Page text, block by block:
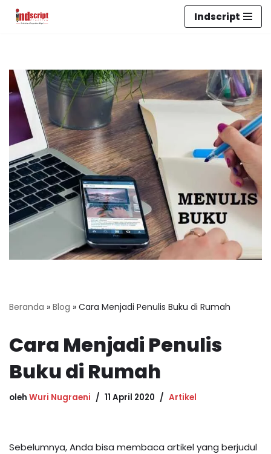
Indscript
Beranda » Blog » Cara Menjadi Penulis Buku di Rumah
Cara Menjadi Penulis
Buku di Rumah
oleh Wuri Nugraeni 11 April 2020 Artikel
Sebelumnya, Anda bisa membaca artikel yang berjudul